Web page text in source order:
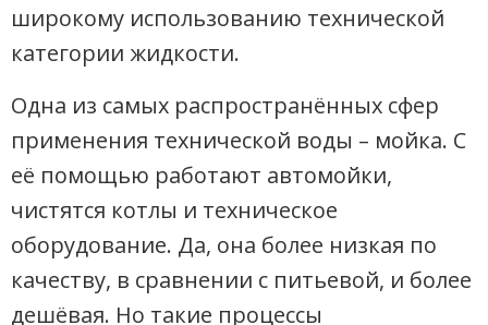
широкому использованию технической
категории жидкости.
Одна из самых распространённых сфер
применения технической воды – мойка. С
её помощью работают автомойки,
чистятся котлы и техническое
оборудование. Да, она более низкая по
качеству, в сравнении с питьевой, и более
дешёвая. Но такие процессы